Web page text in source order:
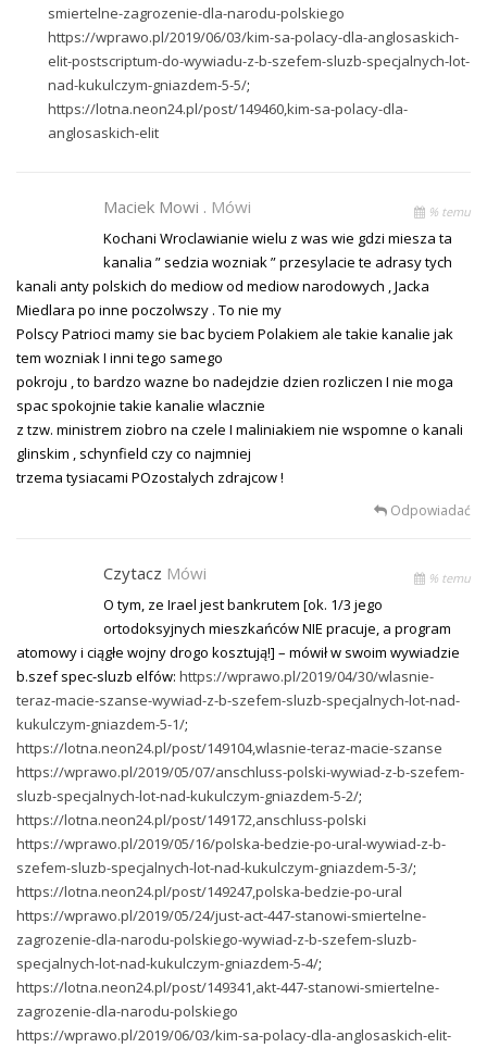
smiertelne-zagrozenie-dla-narodu-polskiego
https://wprawo.pl/2019/06/03/kim-sa-polacy-dla-anglosaskich-
elit-postscriptum-do-wywiadu-z-b-szefem-sluzb-specjalnych-lot-
nad-kukulczym-gniazdem-5-5/;
https://lotna.neon24.pl/post/149460,kim-sa-polacy-dla-
anglosaskich-elit
Maciek Mowi . Mówi % temu
Kochani Wroclawianie wielu z was wie gdzi miesza ta
kanalia ” sedzia wozniak ” przesylacie te adrasy tych
kanali anty polskich do mediow od mediow narodowych , Jacka
Miedlara po inne poczolwszy . To nie my
Polscy Patrioci mamy sie bac byciem Polakiem ale takie kanalie jak
tem wozniak I inni tego samego
pokroju , to bardzo wazne bo nadejdzie dzien rozliczen I nie moga
spac spokojnie takie kanalie wlacznie
z tzw. ministrem ziobro na czele I maliniakiem nie wspomne o kanali
glinskim , schynfield czy co najmniej
trzema tysiacami POzostalych zdrajcow !
Odpowiadać
Czytacz Mówi % temu
O tym, ze Irael jest bankrutem [ok. 1/3 jego
ortodoksyjnych mieszkańców NIE pracuje, a program
atomowy i ciągłe wojny drogo kosztują!] – mówił w swoim wywiadzie
b.szef spec-sluzb elfów: https://wprawo.pl/2019/04/30/wlasnie-
teraz-macie-szanse-wywiad-z-b-szefem-sluzb-specjalnych-lot-nad-
kukulczym-gniazdem-5-1/;
https://lotna.neon24.pl/post/149104,wlasnie-teraz-macie-szanse
https://wprawo.pl/2019/05/07/anschluss-polski-wywiad-z-b-szefem-
sluzb-specjalnych-lot-nad-kukulczym-gniazdem-5-2/;
https://lotna.neon24.pl/post/149172,anschluss-polski
https://wprawo.pl/2019/05/16/polska-bedzie-po-ural-wywiad-z-b-
szefem-sluzb-specjalnych-lot-nad-kukulczym-gniazdem-5-3/;
https://lotna.neon24.pl/post/149247,polska-bedzie-po-ural
https://wprawo.pl/2019/05/24/just-act-447-stanowi-smiertelne-
zagrozenie-dla-narodu-polskiego-wywiad-z-b-szefem-sluzb-
specjalnych-lot-nad-kukulczym-gniazdem-5-4/;
https://lotna.neon24.pl/post/149341,akt-447-stanowi-smiertelne-
zagrozenie-dla-narodu-polskiego
https://wprawo.pl/2019/06/03/kim-sa-polacy-dla-anglosaskich-elit-